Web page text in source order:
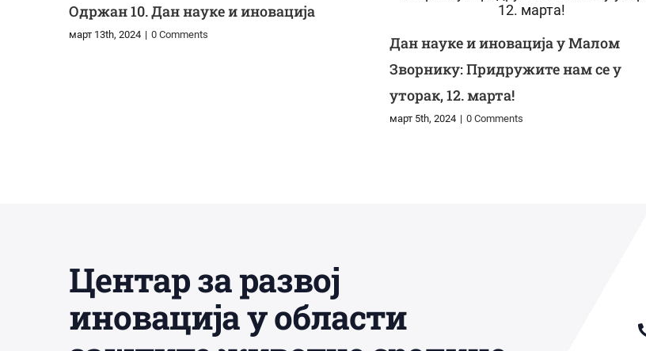
Одржан 10. Дан науке и иновација
март 13th, 2024 | 0 Comments
Дан науке и иновација у Малом
Зворнику: Придружите нам се у
уторак, 12. марта!
март 5th, 2024 | 0 Comments
Центар за развој
иновација у области